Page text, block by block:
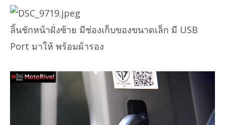
ลิ้นชักหน้าฝั่งซ้าย มีช่องเก็บของขนาดเล็ก มี USB
Port มาให้ พร้อมผ้ารอง